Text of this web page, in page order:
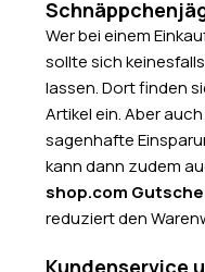
Wer bei einem
sollte sich
lassen. Dort finden
Artikel ein. Aber
sagenhafte
kann dann zudem
shop.com
reduziert den
Kundenservice